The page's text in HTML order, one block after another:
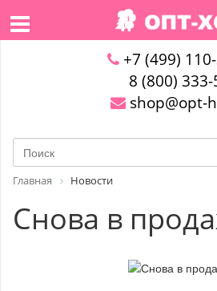
+7 (499)
8 (800)
shop@opt-
Главная Новости
Снова в